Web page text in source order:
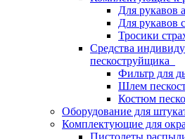
Для рукавов
Для рукавов
Тросики
Средства
пескоструйщика
Фильтр для
Шлем
Костюм
Оборудование для
Комплектующие для
Пистолеты